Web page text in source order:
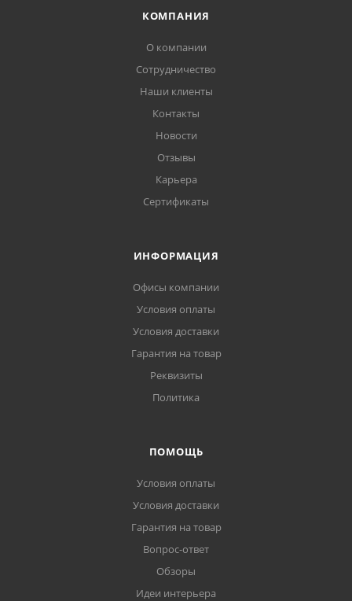
КОМПАНИЯ
О компании
Сотрудничество
Наши клиенты
Контакты
Новости
Отзывы
Карьера
Сертификаты
ИНФОРМАЦИЯ
Офисы компании
Условия оплаты
Условия доставки
Гарантия на товар
Реквизиты
Политика
ПОМОЩЬ
Условия оплаты
Условия доставки
Гарантия на товар
Вопрос-ответ
Обзоры
Идеи интерьера